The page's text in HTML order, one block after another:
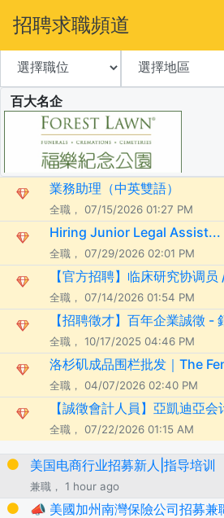
招聘求職頻道
百大名企
業務助理（中英雙語）
全職， 07/15/2026 01:27 PM
Hiring Junior Legal Assist...
全職， 07/29/2026 02:01 PM
【官方招聘】临床研究协调
全職， 07/14/2026 01:54 PM
【招聘徵才】百年企業誠徵 -
全職， 10/17/2025 04:46 PM
洛杉矶成品围栏批发｜The
全職， 04/07/2026 02:40 PM
【誠徵會計人員】亞凱迪亞
全職， 07/22/2026 01:15 AM
美国电商行业招募新人|指导培训
兼職， 1 hour ago
📣 美國加州南灣保險公司招募兼